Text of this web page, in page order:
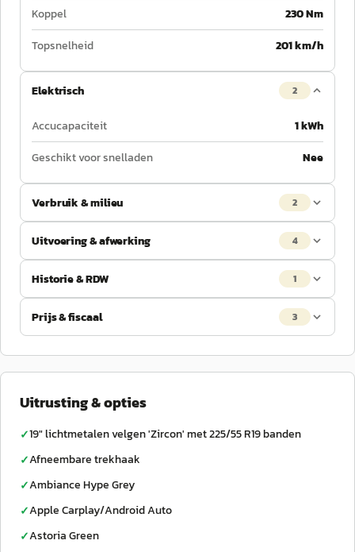
Koppel
230 Nm
Topsnelheid
201 km/h
Elektrisch 2
Accucapaciteit
1 kWh
Geschikt voor snelladen
Nee
Verbruik & milieu 2
Uitvoering & afwerking 4
Historie & RDW 1
Prijs & fiscaal 3
Uitrusting & opties
✓19" lichtmetalen velgen 'Zircon' met 225/55 R19 banden
✓Afneembare trekhaak
✓Ambiance Hype Grey
✓Apple Carplay/Android Auto
✓Astoria Green